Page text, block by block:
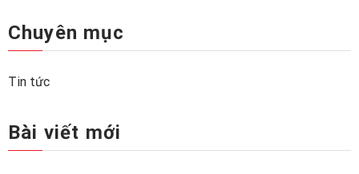
Chuyên mục
Tin tức
Bài viết mới